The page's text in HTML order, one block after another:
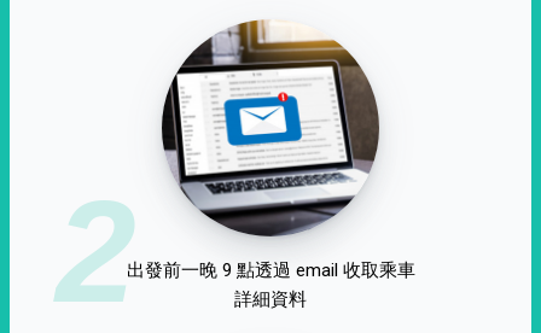
2出發前一晚 9 點透過 email 收取乘車
詳細資料